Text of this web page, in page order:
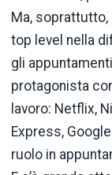
Ma, soprattutto,
top level nella
gli
protagonista
lavoro: Netflix,
Express,
ruolo in